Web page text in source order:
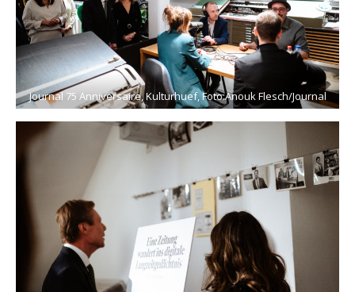
Journal 75 Anniversaire, Kulturhuef, Foto:Anouk Flesch/Journal